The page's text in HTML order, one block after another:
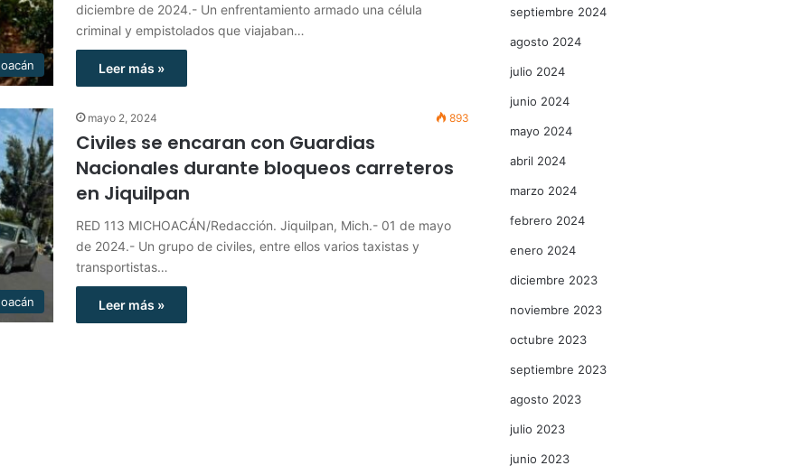
diciembre de 2024.- Un enfrentamiento armado una célula
criminal y empistolados que viajaban…
Leer más »
mayo 2, 2024 893
Civiles se encaran con Guardias
Nacionales durante bloqueos carreteros
en Jiquilpan
RED 113 MICHOACÁN/Redacción. Jiquilpan, Mich.- 01 de mayo
de 2024.- Un grupo de civiles, entre ellos varios taxistas y
transportistas…
Leer más »
septiembre 2024
agosto 2024
julio 2024
junio 2024
mayo 2024
abril 2024
marzo 2024
febrero 2024
enero 2024
diciembre 2023
noviembre 2023
octubre 2023
septiembre 2023
agosto 2023
julio 2023
junio 2023